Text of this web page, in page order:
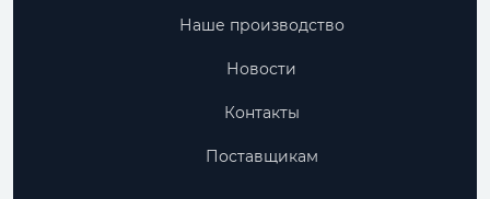
Наше производство
Новости
Контакты
Поставщикам